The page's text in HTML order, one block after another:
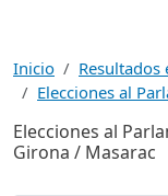
Inicio
Resultados
Elecciones al
Elecciones al
Girona / Masarac